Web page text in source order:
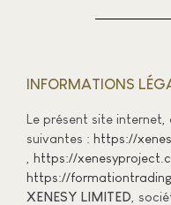
INFORMATIONS
Le présent site internet,
suivantes : https://
https://
https://
XENESY LIMITED ,